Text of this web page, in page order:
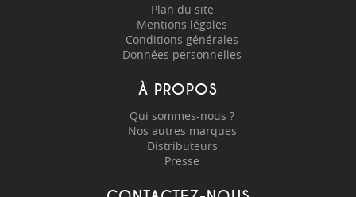
Plan du site
Mentions légales
Conditions générales
Données personnelles
À PROPOS
Qui sommes-nous ?
Nos autres marques
Distributeurs
Presse